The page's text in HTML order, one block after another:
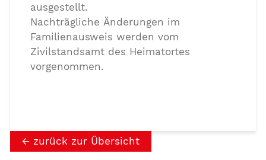
zurück zur Übersicht
ausgestellt.
Nachträgliche Änderungen im
Familienausweis werden vom
Zivilstandsamt des Heimatortes
vorgenommen.